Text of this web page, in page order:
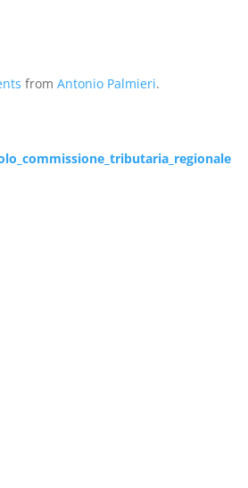
from Antonio Palmieri.